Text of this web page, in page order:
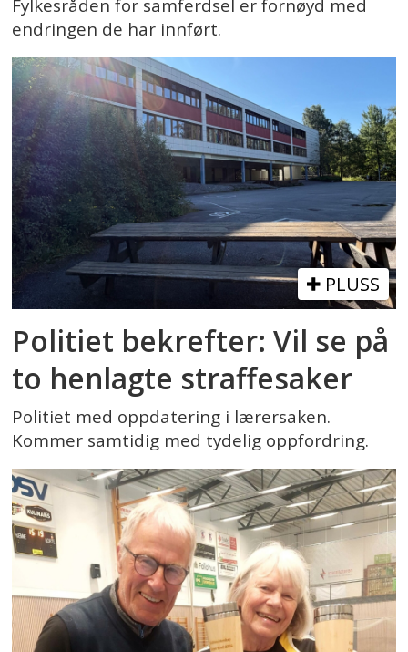
Fylkesråden for samferdsel er fornøyd med
endringen de har innført.
PLUSS
Politiet bekrefter: Vil se på
to henlagte straffesaker
Politiet med oppdatering i lærersaken.
Kommer samtidig med tydelig oppfordring.